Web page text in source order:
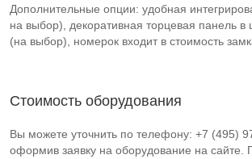
Дополнительные опции: удобная
на выбор), декоративная торцевая панель в
(на выбор), номерок входит в стоимость
Стоимость оборудования
Вы можете уточнить по телефону: +7 (495)
оформив заявку на оборудование на сайте.